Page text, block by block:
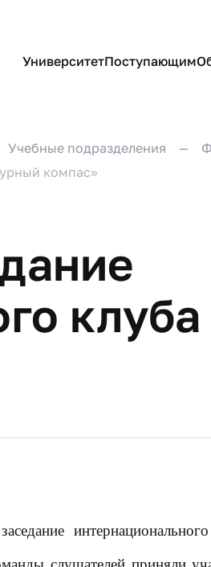
УниверситетПоступающим
Учебные подразделения
компас»